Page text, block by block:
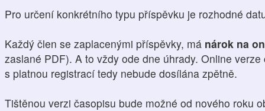
Pro určení konkrétního typu příspěvku je rozhodné
Každý člen se zaplacenými příspěvky, má nárok na
zaslané PDF). A to vždy ode dne úhrady. Online
s platnou registrací tedy nebude dosílána zpětně.
Tištěnou verzi časopisu bude možné od nového roku